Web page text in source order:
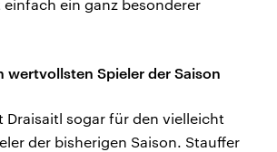
ein ganz besonderer
wertvollsten Spieler der Saison
Draisaitl sogar für den vielleicht
der bisherigen Saison. Stauffer